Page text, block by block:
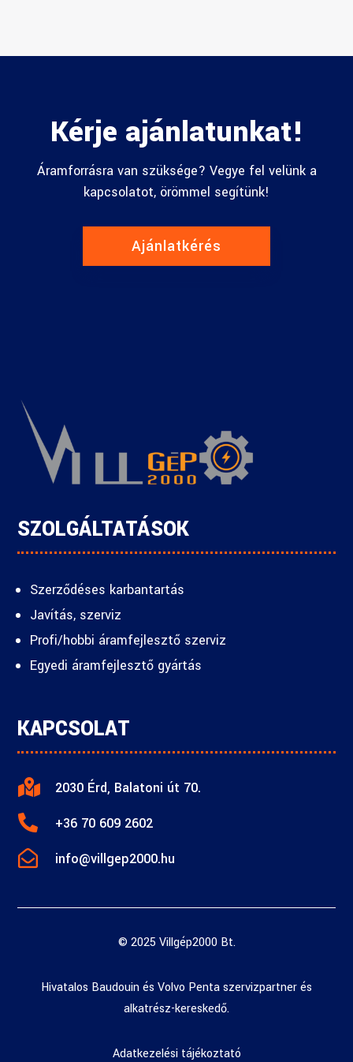
Kérje ajánlatunkat!
Áramforrásra van szüksége? Vegye fel velünk a
kapcsolatot, örömmel segítünk!
Ajánlatkérés
SZOLGÁLTATÁSOK
Szerződéses karbantartás
Javítás, szerviz
Profi/hobbi áramfejlesztő szerviz
Egyedi áramfejlesztő gyártás
KAPCSOLAT
 2030 Érd, Balatoni út 70.
 +36 70 609 2602
 info@villgep2000.hu
© 2025 Villgép2000 Bt.
Hivatalos Baudouin és Volvo Penta szervizpartner és
alkatrész-kereskedő.
Adatkezelési tájékoztató